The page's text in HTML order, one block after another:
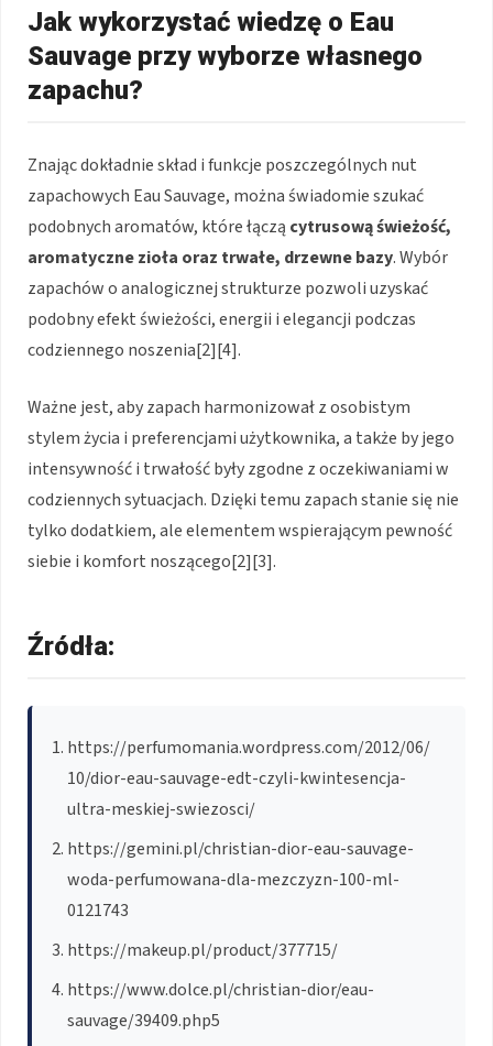
Jak wykorzystać wiedzę o Eau
Sauvage przy wyborze własnego
zapachu?
Znając dokładnie skład i funkcje poszczególnych nut
zapachowych Eau Sauvage, można świadomie szukać
podobnych aromatów, które łączą cytrusową świeżość,
aromatyczne zioła oraz trwałe, drzewne bazy. Wybór
zapachów o analogicznej strukturze pozwoli uzyskać
podobny efekt świeżości, energii i elegancji podczas
codziennego noszenia[2][4].
Ważne jest, aby zapach harmonizował z osobistym
stylem życia i preferencjami użytkownika, a także by jego
intensywność i trwałość były zgodne z oczekiwaniami w
codziennych sytuacjach. Dzięki temu zapach stanie się nie
tylko dodatkiem, ale elementem wspierającym pewność
siebie i komfort noszącego[2][3].
Źródła:
https://perfumomania.wordpress.com/2012/06/
10/dior-eau-sauvage-edt-czyli-kwintesencja-
ultra-meskiej-swiezosci/
https://gemini.pl/christian-dior-eau-sauvage-
woda-perfumowana-dla-mezczyzn-100-ml-
0121743
https://makeup.pl/product/377715/
https://www.dolce.pl/christian-dior/eau-
sauvage/39409.php5